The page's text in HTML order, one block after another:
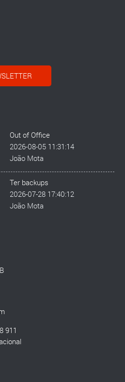
Out of Office
2026-08-05 11:31:14
João Mota
Ter backups
2026-07-28 17:40:12
João Mota
911